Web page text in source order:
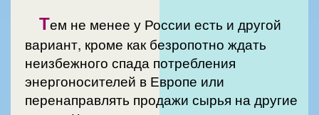
Тем не менее у России есть и другой
вариант, кроме как безропотно ждать
неизбежного спада потребления
энергоносителей в Европе или
перенаправлять продажи сырья на другие